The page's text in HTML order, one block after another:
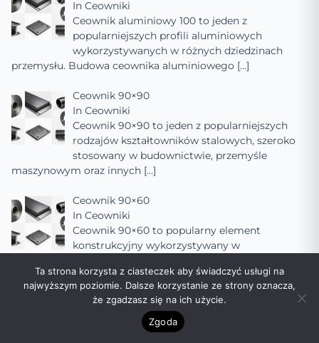
In Ceowniki
Ceownik aluminiowy 100 to jeden z
popularniejszych profili aluminiowych
wykorzystywanych w różnych dziedzinach
przemysłu. Budowa ceownika aluminiowego […]
Ceownik 90×90
In Ceowniki
Ceownik 90×90 to jeden z popularniejszych
rodzajów kształtowników stalowych, szeroko
stosowany w budownictwie, przemyśle
maszynowym oraz innych […]
Ceownik 90×60
In Ceowniki
Ceownik 90×60 to popularny element
konstrukcyjny wykorzystywany w
innych dziedzinach, gdzie wymagana jest[…]
Ceownik 90×50
Ceownik 90×50 to popularny rodzaj
Ta strona korzysta z ciasteczek aby świadczyć usługi na
najwyższym poziomie. Dalsze korzystanie ze strony oznacza,
że zgadzasz się na ich użycie.
Zgoda